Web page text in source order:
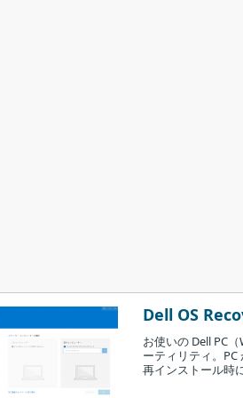
Dell OS
お使いの Dell PC
ーティリティ。
再インストール時